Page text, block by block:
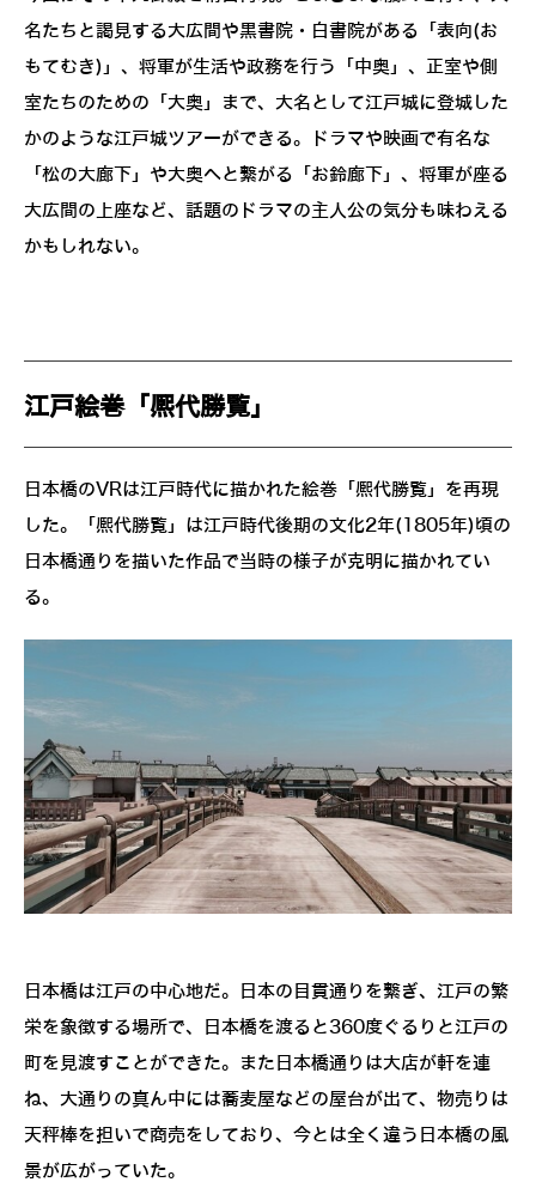
名たちと謁見する大広間や黒書院・白書院がある「表向(お
もてむき)」、将軍が生活や政務を行う「中奥」、正室や側
室たちのための「大奥」まで、大名として江戸城に登城した
かのような江戸城ツアーができる。ドラマや映画で有名な
「松の大廊下」や大奥へと繋がる「お鈴廊下」、将軍が座る
大広間の上座など、話題のドラマの主人公の気分も味わえる
かもしれない。
江戸絵巻「熈代勝覧」
日本橋のVRは江戸時代に描かれた絵巻「熈代勝覧」を再現
した。「熈代勝覧」は江戸時代後期の文化2年(1805年)頃の
日本橋通りを描いた作品で当時の様子が克明に描かれてい
る。
日本橋は江戸の中心地だ。日本の目貫通りを繋ぎ、江戸の繁
栄を象徴する場所で、日本橋を渡ると360度ぐるりと江戸の
町を見渡すことができた。また日本橋通りは大店が軒を連
ね、大通りの真ん中には蕎麦屋などの屋台が出て、物売りは
天秤棒を担いで商売をしており、今とは全く違う日本橋の風
景が広がっていた。